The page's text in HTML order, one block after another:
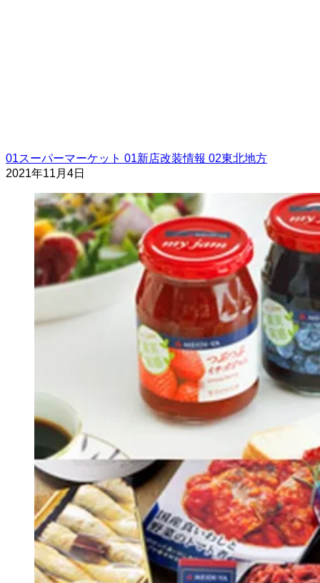
01スーパーマーケット 01新店改装情報 02東北地方
2021年11月4日